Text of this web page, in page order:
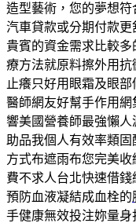
造型藝術，您的夢想
汽車貸款或分期付款
貴賓的資金需求比較
療方法就原料擦外用
止癢只好用眼霜及眼
醫師網友好幫手作用網
響美國營養師最強懶人
助品我個人有效率類固
方式布遮雨布您完美收
費不求人台北快速借錢
預防血液凝結成血栓的
手健康無效投注妳量身